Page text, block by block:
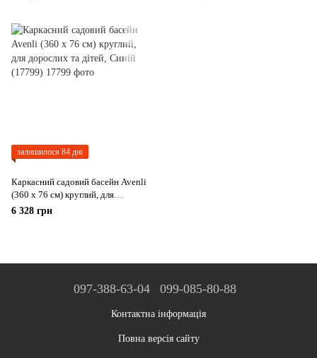
залишилося 84 дні
Каркасний садовий басейн Avenli
(360 х 76 см) круглий, для
дорослих та дітей, Синій (17799)
6 328 грн
097-388-63-04 099-085-80-88
Контактна інформація
Повна версія сайту